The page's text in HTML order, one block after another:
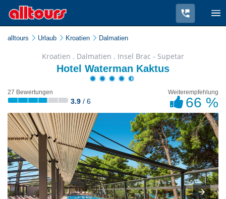
alltours Urlaub Kroatien Dalmatien
Kroatien . Dalmatien . Insel Brac - Supetar
Hotel Waterman Kaktus
27 Bewertungen
3.9 / 6
Weiterempfehlung
66 %